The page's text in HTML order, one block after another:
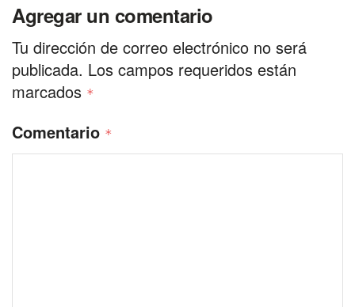
Agregar un comentario
Tu dirección de correo electrónico no será
publicada. Los campos requeridos están
marcados *
Comentario *